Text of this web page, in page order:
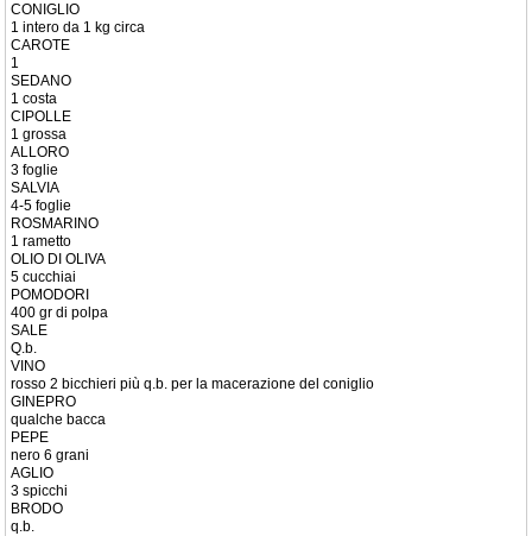
CONIGLIO
1 intero da 1 kg circa
CAROTE
1
SEDANO
1 costa
CIPOLLE
1 grossa
ALLORO
3 foglie
SALVIA
4-5 foglie
ROSMARINO
1 rametto
OLIO DI OLIVA
5 cucchiai
POMODORI
400 gr di polpa
SALE
Q.b.
VINO
rosso 2 bicchieri più q.b. per la macerazione del coniglio
GINEPRO
qualche bacca
PEPE
nero 6 grani
AGLIO
3 spicchi
BRODO
q.b.